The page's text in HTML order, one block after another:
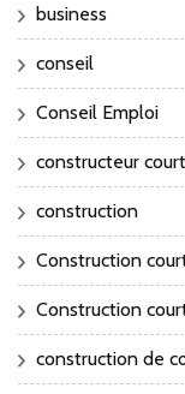
business
conseil
Conseil Emploi
constructeur
construction
Construction
Construction
construction de